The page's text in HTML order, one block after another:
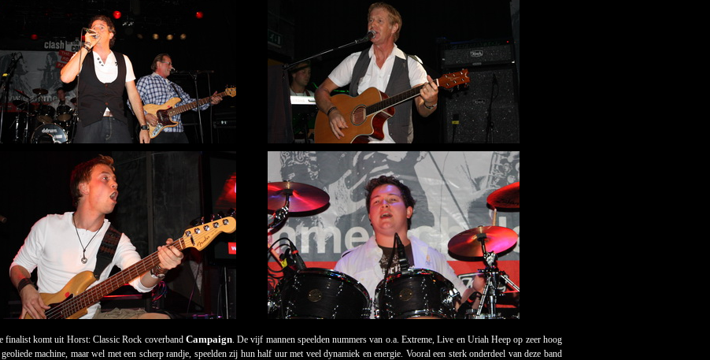
finalist komt uit Horst: Classic Rock coverband Campaign. De vijf mannen speelden nummers van o.a. Extreme, Live en Uriah Heep op zeer hoog
machine, maar wel met een scherp randje, speelden zij hun half uur met veel dynamiek en energie. Vooral een sterk onderdeel van deze band